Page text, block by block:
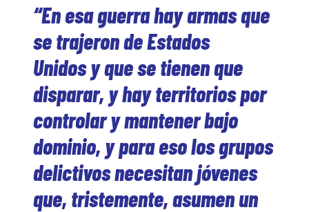
“En esa guerra hay armas que
se trajeron de Estados
Unidos y que se tienen que
disparar, y hay territorios por
controlar y mantener bajo
dominio, y para eso los grupos
delictivos necesitan jóvenes
que, tristemente, asumen un